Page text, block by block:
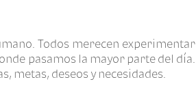
Todos merecen experimentar
pasamos la mayor parte del día.
metas, deseos y necesidades.